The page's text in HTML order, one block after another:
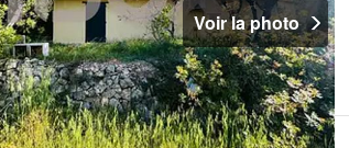
Voir la photo